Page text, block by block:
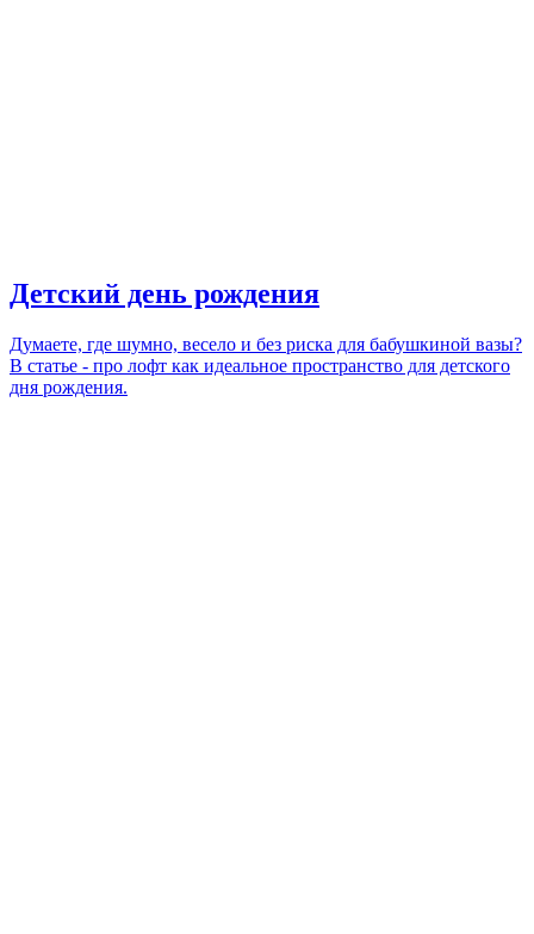
Детский день рождения
Думаете, где шумно, весело и без риска для бабушкиной вазы?
В статье - про лофт как идеальное пространство для детского
дня рождения.